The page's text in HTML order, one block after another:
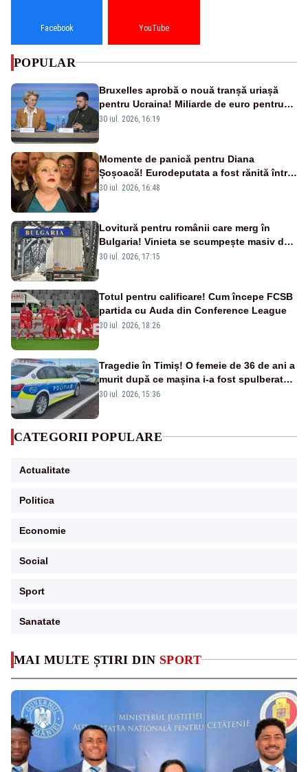
MAI MULTE ȘTIRI DIN SPORT
Facebook YouTube
POPULAR
Bruxelles aprobă o nouă tranșă uriașă
pentru Ucraina! Miliarde de euro pentru
armament și apărare
30 iul. 2026, 16:19
Momente de panică pentru Diana
Șoșoacă! Eurodeputata a fost rănită într-
un accident rutier
30 iul. 2026, 16:48
Lovitură pentru românii care merg în
Bulgaria! Vinieta se scumpește masiv de
la 1 august
30 iul. 2026, 17:15
Totul pentru calificare! Cum începe FCSB
partida cu Auda din Conference League
30 iul. 2026, 18:26
Tragedie în Timiș! O femeie de 36 de ani a
murit după ce mașina i-a fost spulberată
de tren
30 iul. 2026, 15:36
CATEGORII POPULARE
Actualitate
Politica
Economie
Social
Sport
Sanatate